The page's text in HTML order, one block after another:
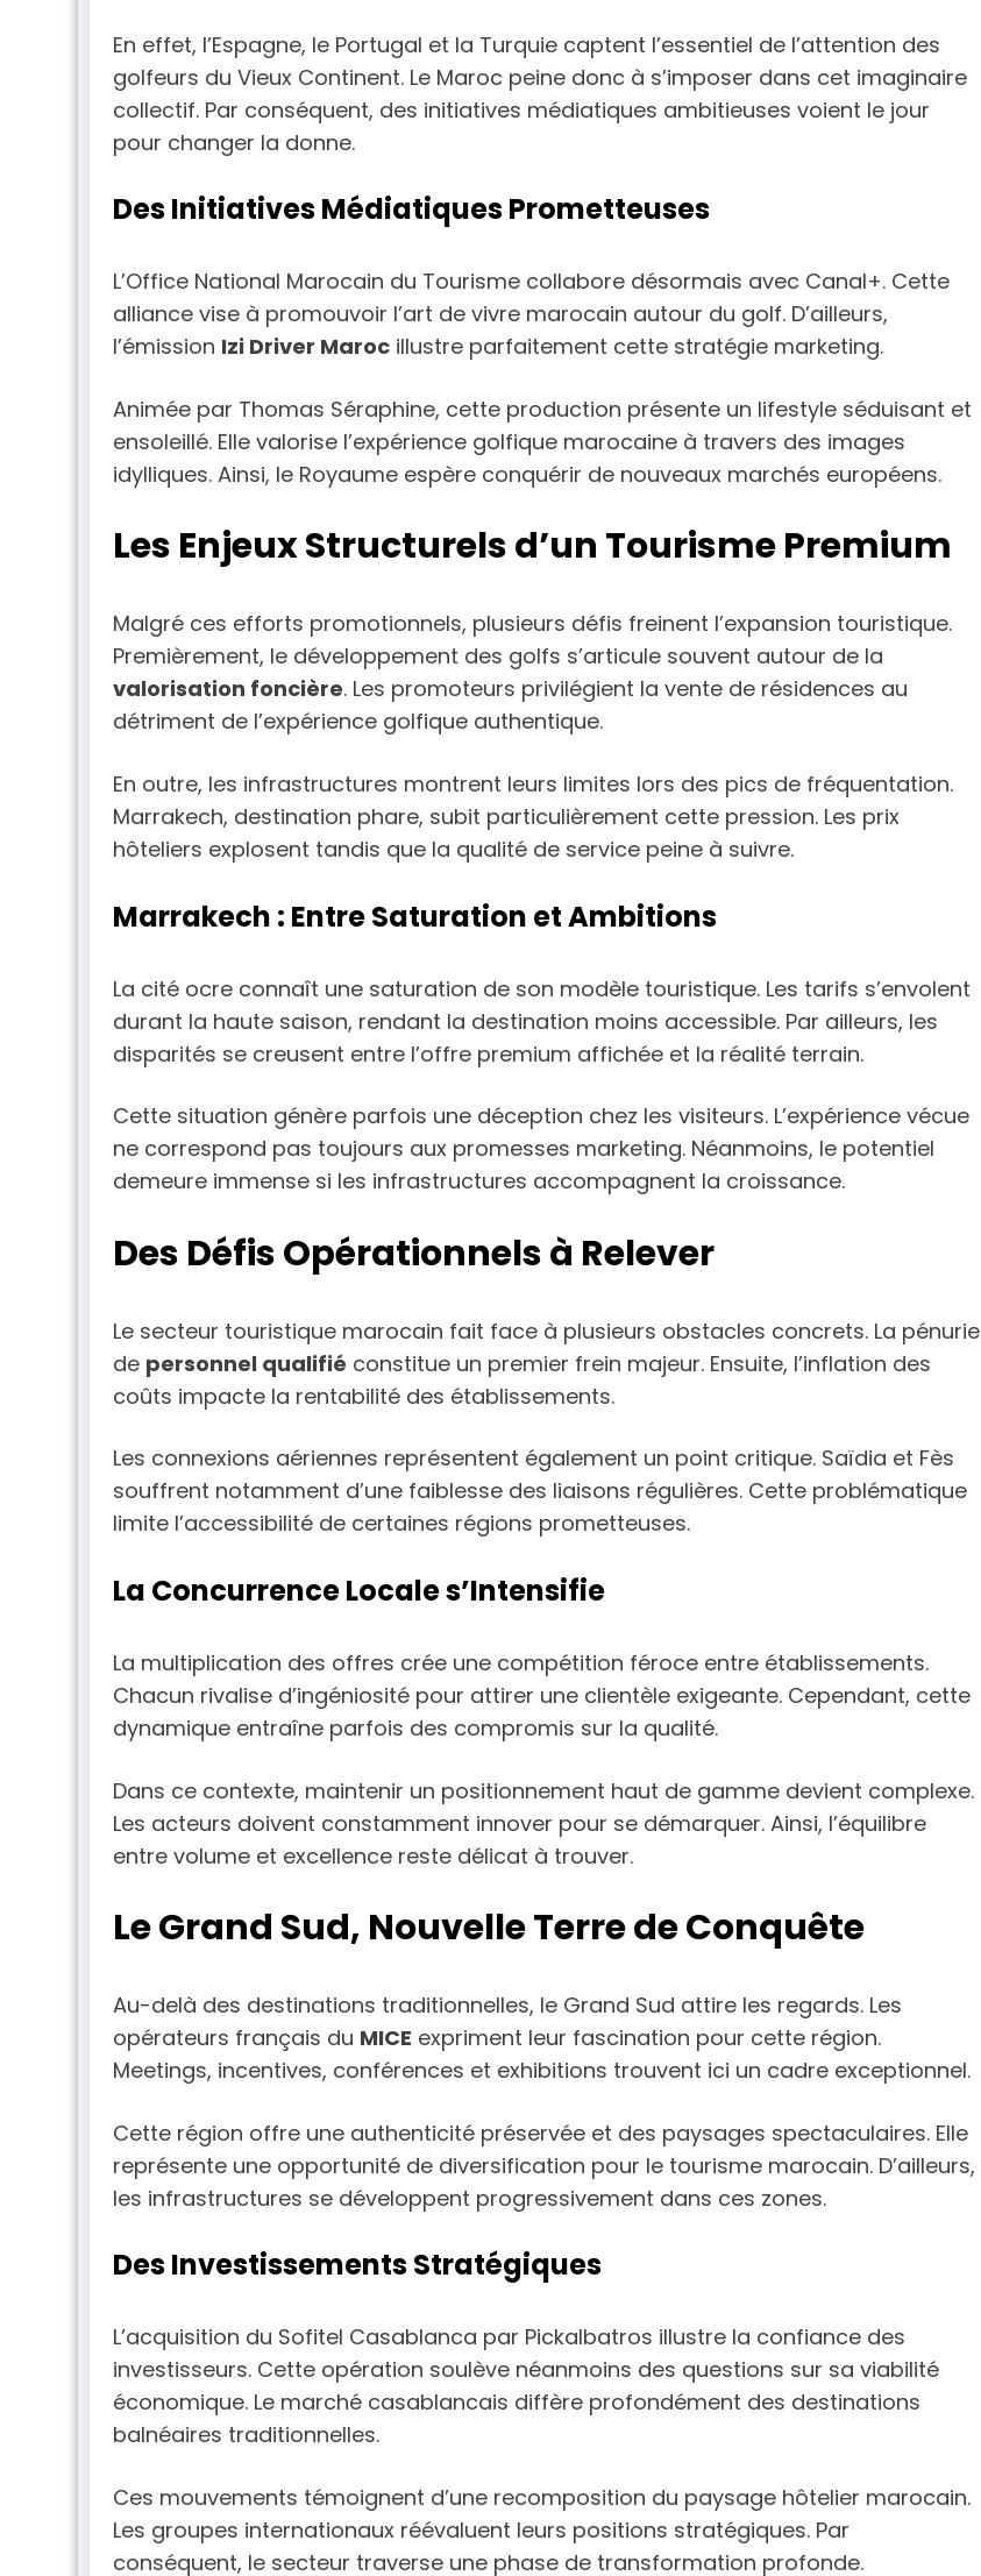
En effet, l’Espagne, le Portugal et la Turquie captent l’essentiel de l’attention des
golfeurs du Vieux Continent. Le Maroc peine donc à s’imposer dans cet imaginaire
collectif. Par conséquent, des initiatives médiatiques ambitieuses voient le jour
pour changer la donne.
Des Initiatives Médiatiques Prometteuses
L’Office National Marocain du Tourisme collabore désormais avec Canal+. Cette
alliance vise à promouvoir l’art de vivre marocain autour du golf. D’ailleurs,
l’émission Izi Driver Maroc illustre parfaitement cette stratégie marketing.
Animée par Thomas Séraphine, cette production présente un lifestyle séduisant et
ensoleillé. Elle valorise l’expérience golfique marocaine à travers des images
idylliques. Ainsi, le Royaume espère conquérir de nouveaux marchés européens.
Les Enjeux Structurels d’un Tourisme Premium
Malgré ces efforts promotionnels, plusieurs défis freinent l’expansion touristique.
Premièrement, le développement des golfs s’articule souvent autour de la
valorisation foncière. Les promoteurs privilégient la vente de résidences au
détriment de l’expérience golfique authentique.
En outre, les infrastructures montrent leurs limites lors des pics de fréquentation.
Marrakech, destination phare, subit particulièrement cette pression. Les prix
hôteliers explosent tandis que la qualité de service peine à suivre.
Marrakech : Entre Saturation et Ambitions
La cité ocre connaît une saturation de son modèle touristique. Les tarifs s’envolent
durant la haute saison, rendant la destination moins accessible. Par ailleurs, les
disparités se creusent entre l’offre premium affichée et la réalité terrain.
Cette situation génère parfois une déception chez les visiteurs. L’expérience vécue
ne correspond pas toujours aux promesses marketing. Néanmoins, le potentiel
demeure immense si les infrastructures accompagnent la croissance.
Des Défis Opérationnels à Relever
Le secteur touristique marocain fait face à plusieurs obstacles concrets. La pénurie
de personnel qualifié constitue un premier frein majeur. Ensuite, l’inflation des
coûts impacte la rentabilité des établissements.
Les connexions aériennes représentent également un point critique. Saïdia et Fès
souffrent notamment d’une faiblesse des liaisons régulières. Cette problématique
limite l’accessibilité de certaines régions prometteuses.
La Concurrence Locale s’Intensifie
La multiplication des offres crée une compétition féroce entre établissements.
Chacun rivalise d’ingéniosité pour attirer une clientèle exigeante. Cependant, cette
dynamique entraîne parfois des compromis sur la qualité.
Dans ce contexte, maintenir un positionnement haut de gamme devient complexe.
Les acteurs doivent constamment innover pour se démarquer. Ainsi, l’équilibre
entre volume et excellence reste délicat à trouver.
Le Grand Sud, Nouvelle Terre de Conquête
Au-delà des destinations traditionnelles, le Grand Sud attire les regards. Les
opérateurs français du MICE expriment leur fascination pour cette région.
Meetings, incentives, conférences et exhibitions trouvent ici un cadre exceptionnel.
Cette région offre une authenticité préservée et des paysages spectaculaires. Elle
représente une opportunité de diversification pour le tourisme marocain. D’ailleurs,
les infrastructures se développent progressivement dans ces zones.
Des Investissements Stratégiques
L’acquisition du Sofitel Casablanca par Pickalbatros illustre la confiance des
investisseurs. Cette opération soulève néanmoins des questions sur sa viabilité
économique. Le marché casablancais diffère profondément des destinations
balnéaires traditionnelles.
Ces mouvements témoignent d’une recomposition du paysage hôtelier marocain.
Les groupes internationaux réévaluent leurs positions stratégiques. Par
conséquent, le secteur traverse une phase de transformation profonde.